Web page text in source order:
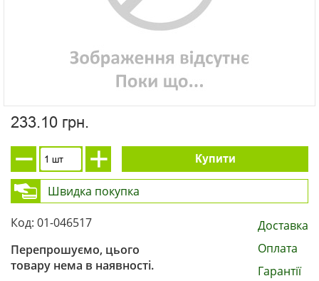
233.10 грн.
Купити
Швидка покупка
Код: 01-046517
Перепрошуємо, цього
товару нема в наявності.
Доставка
Оплата
Гарантії